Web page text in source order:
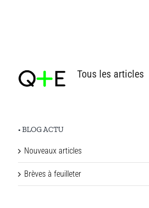
Tous les articles
• BLOG ACTU
Nouveaux articles
Brèves à feuilleter